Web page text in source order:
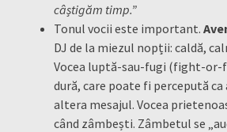
câștigăm timp.”
Tonul vocii este important.
DJ de la miezul nopții: caldă,
Vocea luptă-sau-fugi (fight-or-
dură, care poate fi percepută ca
altera mesajul. Vocea
când zâmbești. Zâmbetul se